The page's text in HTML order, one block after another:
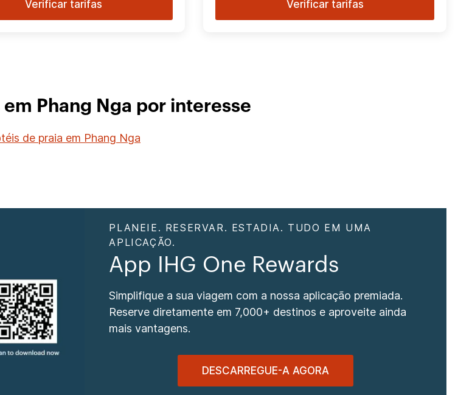
Verificar tarifas Verificar tarifas
em Phang Nga por interesse
de praia em Phang Nga
PLANEIE. RESERVAR. ESTADIA. TUDO EM UMA
APLICAÇÃO.
App IHG One Rewards
Simplifique a sua viagem com a nossa aplicação premiada.
Reserve diretamente em 7,000+ destinos e aproveite ainda
mais vantagens.
DESCARREGUE-A AGORA